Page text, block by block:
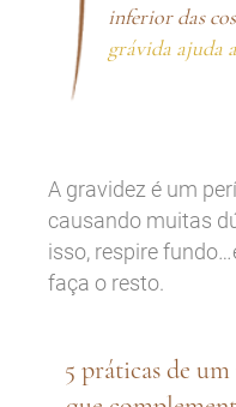
inferior das
grávida ajuda
A gravidez é um
causando muitas
isso, respire
faça o resto.
5 práticas de